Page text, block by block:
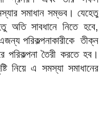
সমাধান সম্ভব। যেহেতু
অতি সাবধানে নিতে হবে,
পরিকল্পনাকারীকে তীক্ন
পরিকল্পনা তৈরী করতে হব।
নিয়ে এ সমস্যা সমাধানের